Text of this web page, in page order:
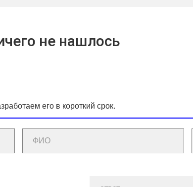
не нашлось
его в короткий срок.